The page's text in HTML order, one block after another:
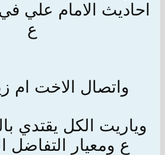
احاديث الامام علي
ع
واتصال الاخت ام
وياريت الكل يقتدي
ع ومعيار التفاضل